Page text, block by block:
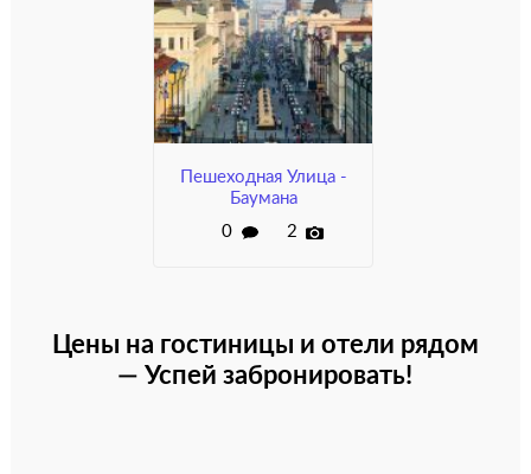
Пешеходная Улица -
Баумана
0
2
Цены на гостиницы и отели рядом
— Успей забронировать!